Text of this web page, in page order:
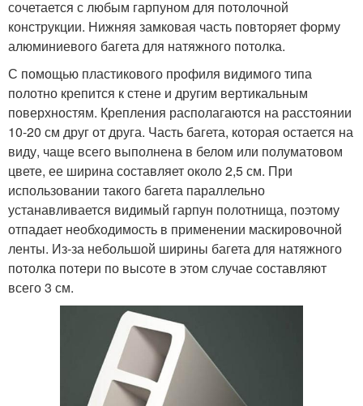
сочетается с любым гарпуном для потолочной
конструкции. Нижняя замковая часть повторяет форму
алюминиевого багета для натяжного потолка.
С помощью пластикового профиля видимого типа
полотно крепится к стене и другим вертикальным
поверхностям. Крепления располагаются на расстоянии
10-20 см друг от друга. Часть багета, которая остается на
виду, чаще всего выполнена в белом или полуматовом
цвете, ее ширина составляет около 2,5 см. При
использовании такого багета параллельно
устанавливается видимый гарпун полотнища, поэтому
отпадает необходимость в применении маскировочной
ленты. Из-за небольшой ширины багета для натяжного
потолка потери по высоте в этом случае составляют
всего 3 см.